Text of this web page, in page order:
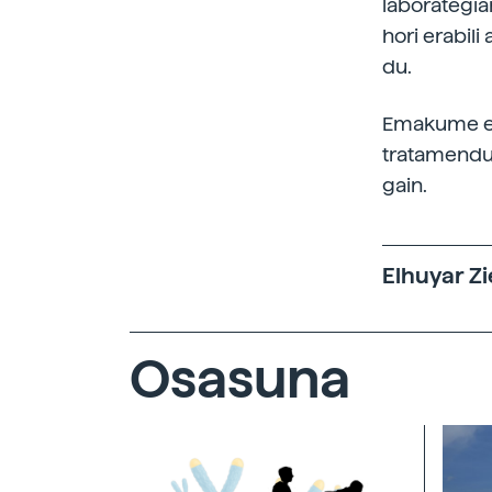
hori erabili
du.
Emakume
gain.
Elhuyar
Osasuna